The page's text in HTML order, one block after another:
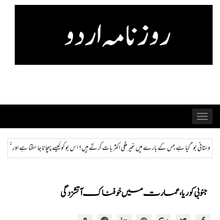
Skip
Toggle
navigation
بات کرتے ہیں؟ اس بو کو کیسے پہچانا جا سکتا ہے اور ختم کیا جا سکتا ہے؟ ہمراز: پاکستان
جنوبی کوریا ، عمارت میں خوفناک آتشزدگی